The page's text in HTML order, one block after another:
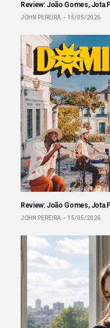
Review: João Gomes,
JOHN PEREIRA 15/05/2026
Review: João Gomes,
JOHN PEREIRA 15/05/2026